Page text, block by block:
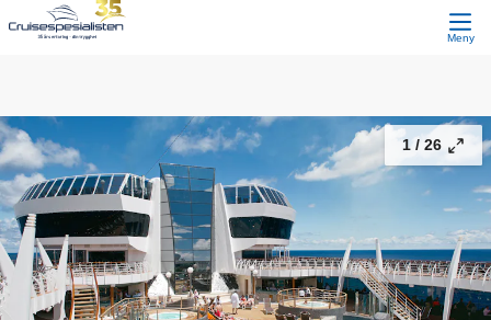
Meny
Kanariøyene Fortsett
1 / 26